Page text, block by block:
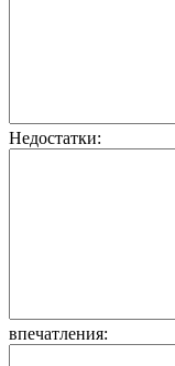
Недостатки:
впечатления: